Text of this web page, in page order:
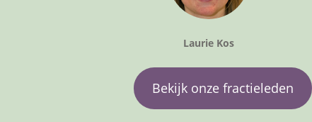
Laurie Kos
Bekijk onze fractieleden